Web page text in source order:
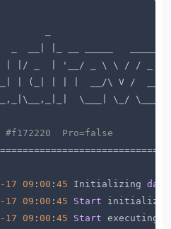
#f172220  Pro=false
-17 09 :00 :45 Initializing
-17 09 :00 :45 Start
-17 09 :00 :45 Start executing